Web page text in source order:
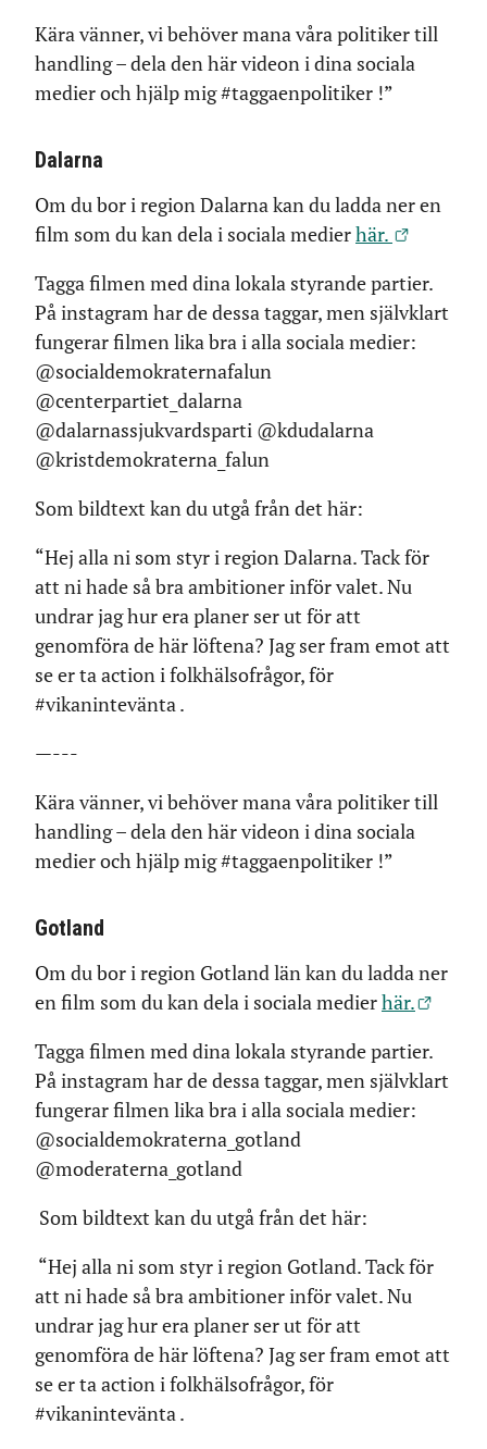
Kära vänner, vi behöver mana våra politiker till
handling – dela den här videon i dina sociala
medier och hjälp mig #taggaenpolitiker !”
Dalarna
Om du bor i region Dalarna kan du ladda ner en
film som du kan dela i sociala medierhär.
Tagga filmen med dina lokala styrande partier.
På instagram har de dessa taggar, men självklart
fungerar filmen lika bra i alla sociala medier:
@socialdemokraternafalun
@centerpartiet_dalarna
@dalarnassjukvardsparti @kdudalarna
@kristdemokraterna_falun
Som bildtext kan du utgå från det här:
“Hej alla ni som styr i region Dalarna. Tack för
att ni hade så bra ambitioner inför valet. Nu
undrar jag hur era planer ser ut för att
genomföra de här löftena? Jag ser fram emot att
se er ta action i folkhälsofrågor, för
#vikanintevänta .
—---
Kära vänner, vi behöver mana våra politiker till
handling – dela den här videon i dina sociala
medier och hjälp mig #taggaenpolitiker !”
Gotland
Om du bor i region Gotland län kan du ladda ner
en film som du kan dela i sociala medierhär.
Tagga filmen med dina lokala styrande partier.
På instagram har de dessa taggar, men självklart
fungerar filmen lika bra i alla sociala medier:
@socialdemokraterna_gotland
@moderaterna_gotland
Som bildtext kan du utgå från det här:
“Hej alla ni som styr i region Gotland. Tack för
att ni hade så bra ambitioner inför valet. Nu
undrar jag hur era planer ser ut för att
genomföra de här löftena? Jag ser fram emot att
se er ta action i folkhälsofrågor, för
#vikanintevänta .